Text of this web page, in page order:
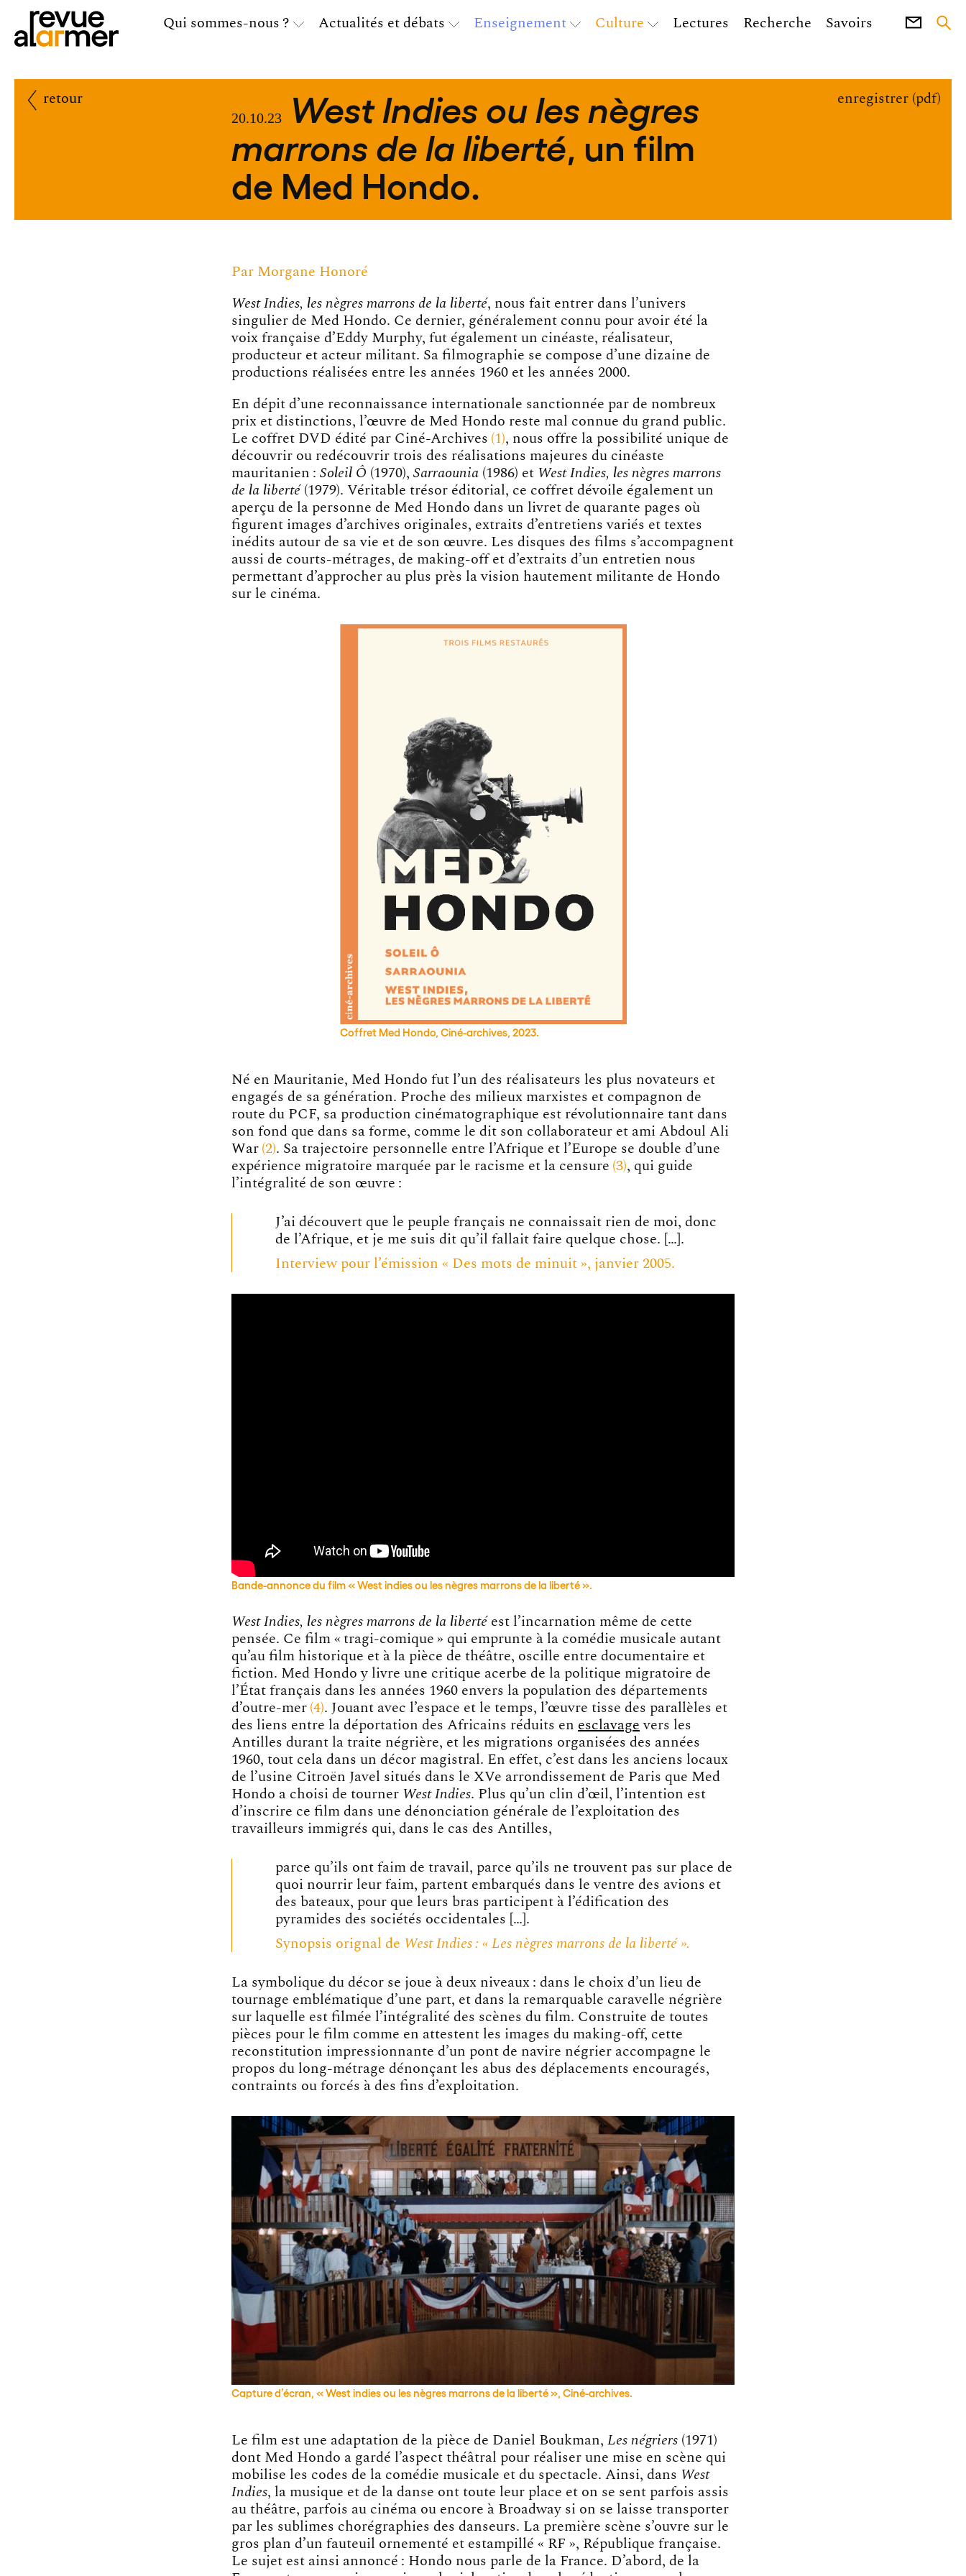
Qui sommes-nous ? Actualités et débats Enseignement Culture Lectures Recherche Savoirs
20.10.23
West Indies ou les nègres
marrons de la liberté, un film
de Med Hondo.
Par Morgane Honoré
West Indies, les nègres marrons de la liberté, nous fait entrer dans l’univers
singulier de Med Hondo. Ce dernier, généralement connu pour avoir été la
voix française d’Eddy Murphy, fut également un cinéaste, réalisateur,
producteur et acteur militant. Sa filmographie se compose d’une dizaine de
productions réalisées entre les années 1960 et les années 2000.
En dépit d’une reconnaissance internationale sanctionnée par de nombreux
prix et distinctions, l’œuvre de Med Hondo reste mal connue du grand public.
Le coffret DVD édité par Ciné-Archives 1 , nous offre la possibilité unique de
découvrir ou redécouvrir trois des réalisations majeures du cinéaste
mauritanien : Soleil Ô (1970), Sarraounia (1986) et West Indies, les nègres marrons
de la liberté (1979). Véritable trésor éditorial, ce coffret dévoile également un
aperçu de la personne de Med Hondo dans un livret de quarante pages où
figurent images d’archives originales, extraits d’entretiens variés et textes
inédits autour de sa vie et de son œuvre. Les disques des films s’accompagnent
aussi de courts-métrages, de making-off et d’extraits d’un entretien nous
permettant d’approcher au plus près la vision hautement militante de Hondo
sur le cinéma.
Coffret Med Hondo, Ciné-archives, 2023.
Né en Mauritanie, Med Hondo fut l’un des réalisateurs les plus novateurs et
engagés de sa génération. Proche des milieux marxistes et compagnon de
route du PCF, sa production cinématographique est révolutionnaire tant dans
son fond que dans sa forme, comme le dit son collaborateur et ami Abdoul Ali
War 2 . Sa trajectoire personnelle entre l’Afrique et l’Europe se double d’une
expérience migratoire marquée par le racisme et la censure 3 , qui guide
l’intégralité de son œuvre :
J’ai découvert que le peuple français ne connaissait rien de moi, donc
de l’Afrique, et je me suis dit qu’il fallait faire quelque chose. […].
Interview pour l’émission « Des mots de minuit », janvier 2005.
Bande-annonce du film « West indies ou les nègres marrons de la liberté ».
West Indies, les nègres marrons de la libertéest l’incarnation même de cette
pensée. Ce film « tragi-comique » qui emprunte à la comédie musicale autant
qu’au film historique et à la pièce de théâtre, oscille entre documentaire et
fiction. Med Hondo y livre une critique acerbe de la politique migratoire de
l’État français dans les années 1960 envers la population des départements
d’outre-mer 4 . Jouant avec l’espace et le temps, l’œuvre tisse des parallèles et
des liens entre la déportation des Africains réduits en esclavage vers les
Antilles durant la traite négrière, et les migrations organisées des années
1960, tout cela dans un décor magistral. En effet, c’est dans les anciens locaux
de l’usine Citroën Javel situés dans le XVe arrondissement de Paris que Med
Hondo a choisi de tourner West Indies. Plus qu’un clin d’œil, l’intention est
d’inscrire ce film dans une dénonciation générale de l’exploitation des
travailleurs immigrés qui, dans le cas des Antilles,
parce qu’ils ont faim de travail, parce qu’ils ne trouvent pas sur place de
quoi nourrir leur faim, partent embarqués dans le ventre des avions et
des bateaux, pour que leurs bras participent à l’édification des
pyramides des sociétés occidentales […].
Synopsis orignal de West Indies : « Les nègres marrons de la liberté ».
La symbolique du décor se joue à deux niveaux : dans le choix d’un lieu de
tournage emblématique d’une part, et dans la remarquable caravelle négrière
sur laquelle est filmée l’intégralité des scènes du film. Construite de toutes
pièces pour le film comme en attestent les images du making-off, cette
reconstitution impressionnante d’un pont de navire négrier accompagne le
propos du long-métrage dénonçant les abus des déplacements encouragés,
contraints ou forcés à des fins d’exploitation.
Capture d’écran, « West indies ou les nègres marrons de la liberté », Ciné-archives.
Le film est une adaptation de la pièce de Daniel Boukman, Les négriers (1971)
dont Med Hondo a gardé l’aspect théâtral pour réaliser une mise en scène qui
mobilise les codes de la comédie musicale et du spectacle. Ainsi, dans West
Indies, la musique et de la danse ont toute leur place et on se sent parfois assis
au théâtre, parfois au cinéma ou encore à Broadway si on se laisse transporter
par les sublimes chorégraphies des danseurs. La première scène s’ouvre sur le
gros plan d’un fauteuil ornementé et estampillé « RF », République française.
Le sujet est ainsi annoncé : Hondo nous parle de la France. D’abord, de la
retour enregistrer (pdf)